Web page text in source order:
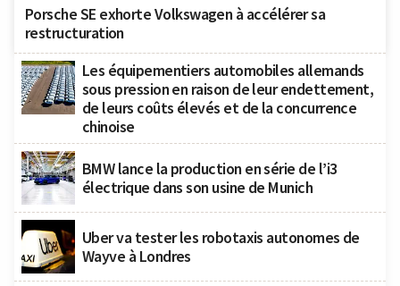
Porsche SE exhorte Volkswagen à accélérer sa
restructuration
Les équipementiers automobiles allemands
sous pression en raison de leur endettement,
de leurs coûts élevés et de la concurrence
chinoise
BMW lance la production en série de l’i3
électrique dans son usine de Munich
Uber va tester les robotaxis autonomes de
Wayve à Londres